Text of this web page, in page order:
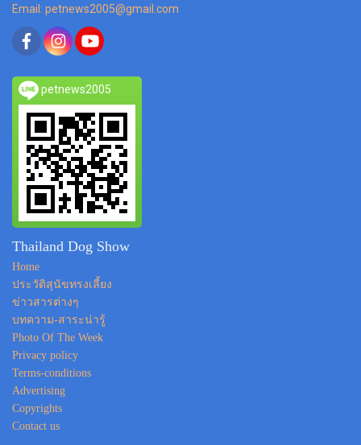
Email: petnews2005@gmail.com
petnews2005
Thailand Dog Show
Home
ประวัติสุนัขทรงเลี้ยง
ข่าวสารต่างๆ
บทความ-สาระน่ารู้
Photo Of The Week
Privacy policy
Terms-conditions
Advertising
Copyrights
Contact us